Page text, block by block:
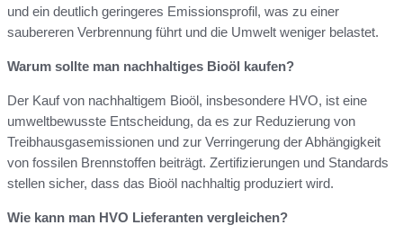
und ein deutlich geringeres Emissionsprofil, was zu einer
saubereren Verbrennung führt und die Umwelt weniger belastet.
Warum sollte man nachhaltiges Bioöl kaufen?
Der Kauf von nachhaltigem Bioöl, insbesondere HVO, ist eine
umweltbewusste Entscheidung, da es zur Reduzierung von
Treibhausgasemissionen und zur Verringerung der Abhängigkeit
von fossilen Brennstoffen beiträgt. Zertifizierungen und Standards
stellen sicher, dass das Bioöl nachhaltig produziert wird.
Wie kann man HVO Lieferanten vergleichen?